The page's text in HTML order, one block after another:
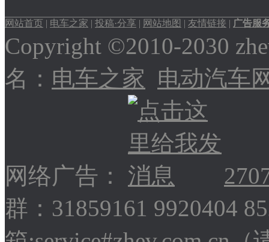
网站首页 | 电车之家 | 投稿·分享 | 网站地图 | 友情链接 | 广告服
Copyright ©2010-2030
名： 电车之家 电动汽车
网络广告：
群：31859161 9920404